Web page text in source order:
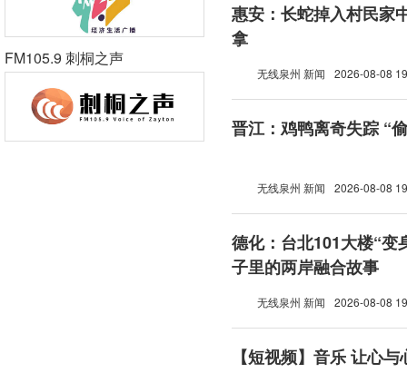
FM105.9 刺桐之声
惠安：长蛇掉入村民家
拿
无线泉州 新闻 2026-08-08
晋江：鸡鸭离奇失踪 “
无线泉州 新闻 2026-08-08
德化：台北101大楼“变
子里的两岸融合故事
无线泉州 新闻 2026-08-08
【短视频】音乐 让心与